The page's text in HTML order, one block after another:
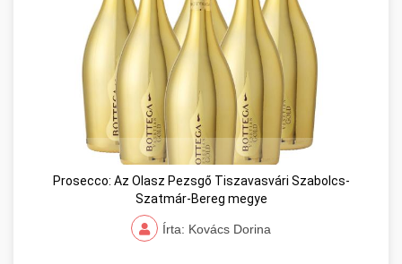
Prosecco: Az Olasz Pezsgő Tiszavasvári Szabolcs-
Szatmár-Bereg megye
Írta: Kovács Dorina